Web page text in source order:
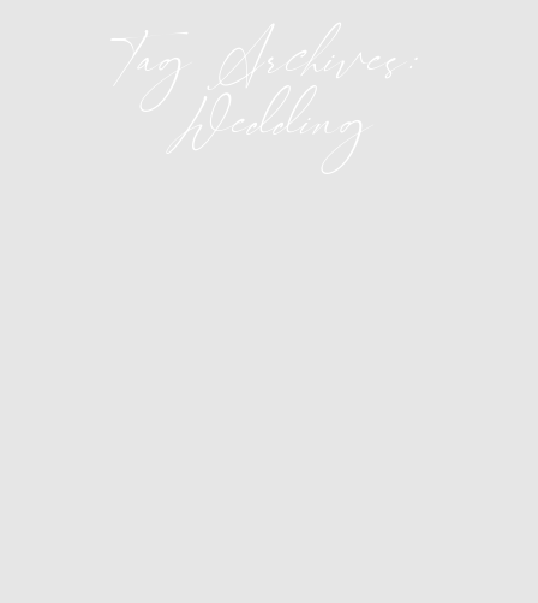
Tag Archives:
Wedding